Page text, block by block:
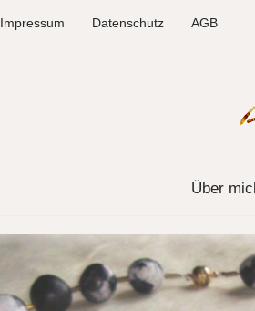
Impressum Datenschutz AGB
Über